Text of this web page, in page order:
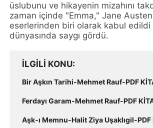
üslubunu ve hikayenin mizahını
zaman içinde "Emma," Jane
eserlerinden biri olarak kabul
dünyasında saygı gördü.
İLGILI KONU
Bir Aşkın Tarihi-Mehmet Rauf-PDF
Ferdayı Garam-Mehmet Rauf-PDF
Aşk-ı Memnu-Halit Ziya Uşaklıgil-PDF